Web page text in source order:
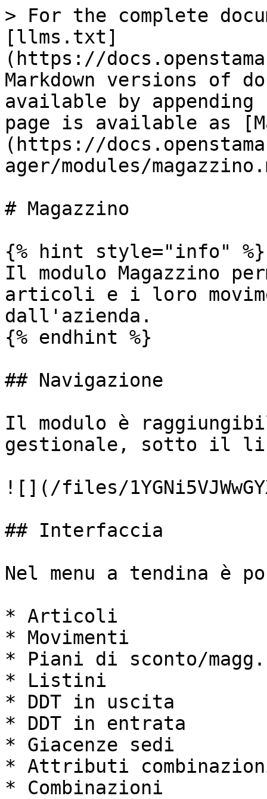
> For the complete
[llms.txt]
(https://
Markdown versions of
available by
page is available as
(https://
ager/modules/
# Magazzino
{% hint style="info" %}
Il modulo Magazzino
articoli e i loro
dall'azienda.
{% endhint %}
## Navigazione
Il modulo è
gestionale, sotto il
![](/files/
## Interfaccia
Nel menu a tendina è
* Articoli
* Movimenti
* Piani di sconto/magg.
* Listini
* DDT in uscita
* DDT in entrata
* Giacenze sedi
* Attributi
* Combinazioni